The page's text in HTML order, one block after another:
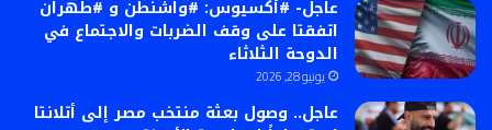
عاجل- #أكسيوس: #واشنطن و #طهران
اتفقتا على وقف الضربات والاجتماع في
الدوحة الثلاثاء
يونيو 28, 2026
عاجل.. وصول بعثة منتخب مصر إلى أتلانتا